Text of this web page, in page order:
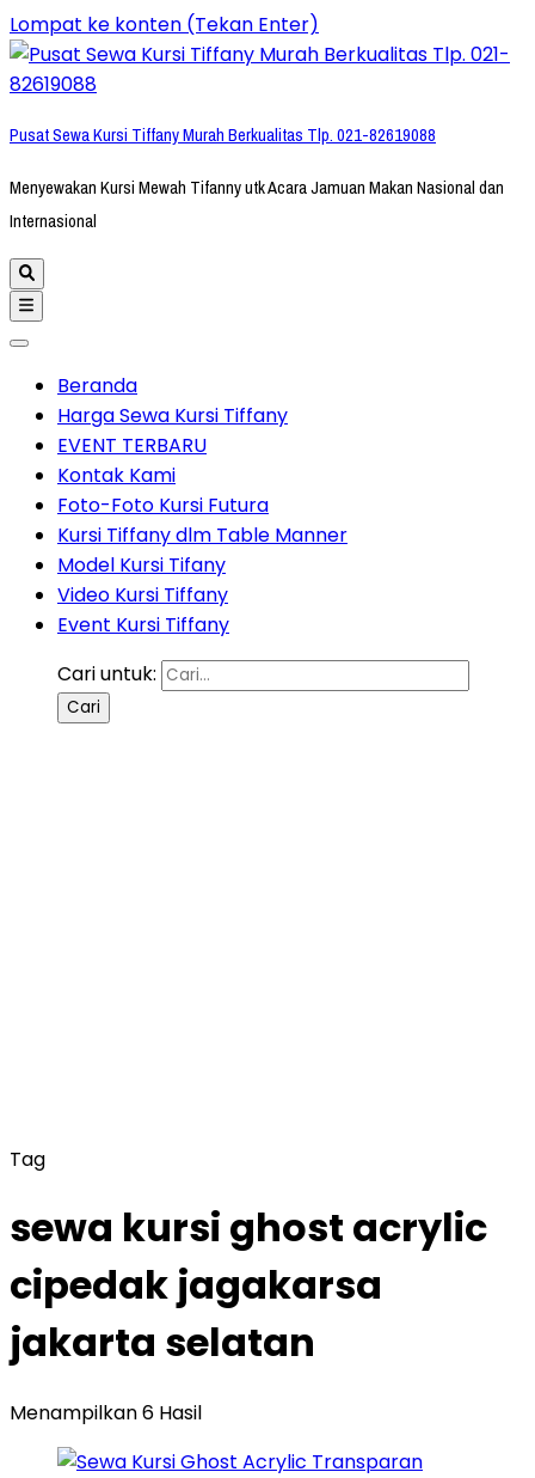
Lompat ke konten (Tekan Enter)
Pusat Sewa Kursi Tiffany Murah Berkualitas Tlp. 021-82619088
Menyewakan Kursi Mewah Tifanny utk Acara Jamuan Makan Nasional dan
Internasional
Beranda
Harga Sewa Kursi Tiffany
EVENT TERBARU
Kontak Kami
Foto-Foto Kursi Futura
Kursi Tiffany dlm Table Manner
Model Kursi Tifany
Video Kursi Tiffany
Event Kursi Tiffany
Cari untuk:
Tag
sewa kursi ghost acrylic
cipedak jagakarsa
jakarta selatan
Menampilkan 6 Hasil